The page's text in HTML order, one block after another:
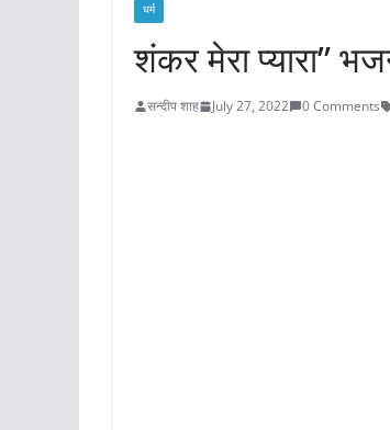
धर्म
शंकर मेरा प्यारा”
सन्दीप शाह July 27, 2022 0 Comments